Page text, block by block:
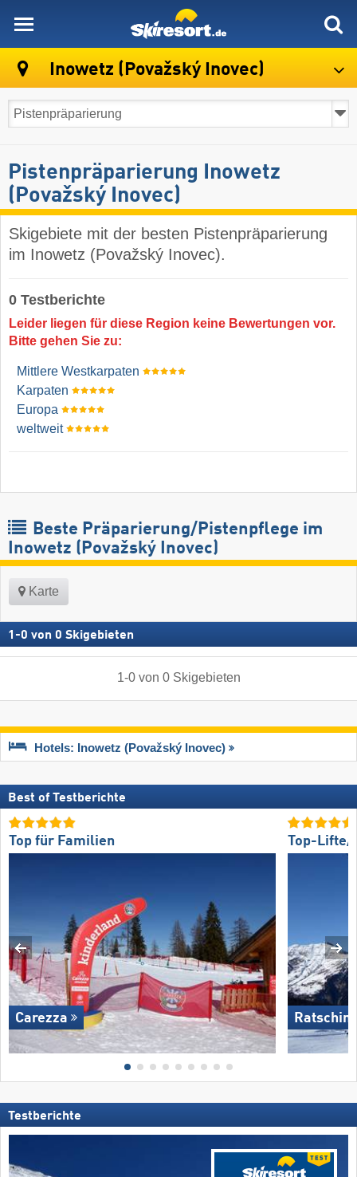
Inowetz (Považský Inovec)
Pistenpräparierung Inowetz
(Považský Inovec)
Skigebiete mit der besten Pistenpräparierung
im Inowetz (Považský Inovec).
0 Testberichte
Leider liegen für diese Region keine Bewertungen vor.
Bitte gehen Sie zu:
Mittlere Westkarpaten
Karpaten
Europa
weltweit
Beste Präparierung/Pistenpflege im
Inowetz (Považský Inovec)
Karte
1 -0 von 0 Skigebieten
1-0von 0 Skigebieten
Hotels: Inowetz (Považský Inovec)
Best of Testberichte
Top für Familien
Carezza
Top-Lifte/
Testberichte